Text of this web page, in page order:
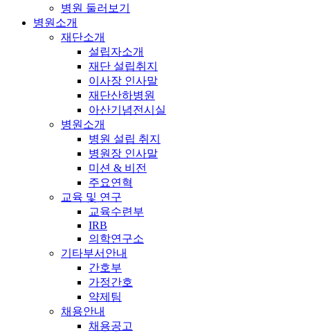
병원 둘러보기
병원소개
재단소개
설립자소개
재단 설립취지
이사장 인사말
재단산하병원
아산기념전시실
병원소개
병원 설립 취지
병원장 인사말
미션 & 비전
주요연혁
교육 및 연구
교육수련부
IRB
의학연구소
기타부서안내
간호부
가정간호
약제팀
채용안내
채용공고